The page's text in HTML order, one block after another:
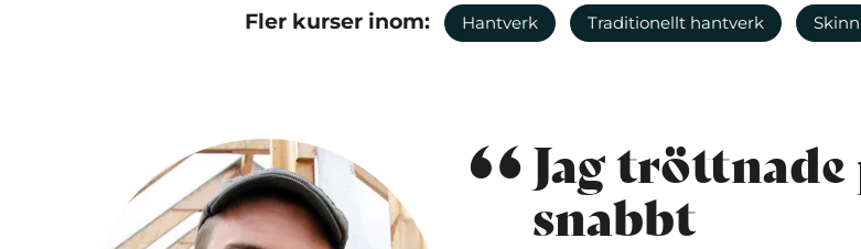
Fler kurser inom: Hantverk Traditionellt hantverk Skinn
Jag tröttnade
snabbt